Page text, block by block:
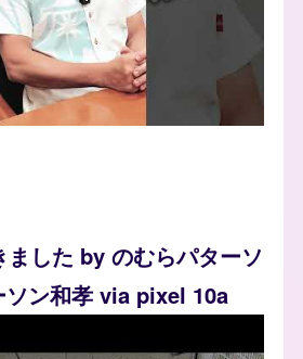
した by のむらパターソ
ソン和孝 via pixel 10a